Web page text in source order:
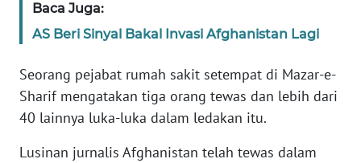
Baca Juga:
AS Beri Sinyal Bakal Invasi Afghanistan Lagi
Seorang pejabat rumah sakit setempat di Mazar-e-
Sharif mengatakan tiga orang tewas dan lebih dari
40 lainnya luka-luka dalam ledakan itu.
Lusinan jurnalis Afghanistan telah tewas dalam
JAKARTA
JABAR
WN